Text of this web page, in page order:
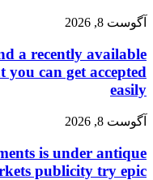
آگوست 8, 2026
a recently available
you can get accepted
easily
آگوست 8, 2026
is under antique
publicity try epic